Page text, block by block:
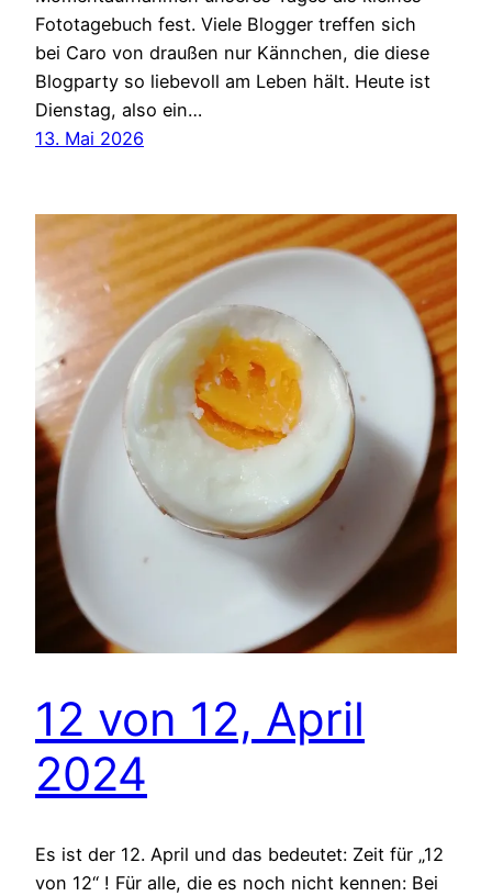
Fototagebuch fest. Viele Blogger treffen sich
bei Caro von draußen nur Kännchen, die diese
Blogparty so liebevoll am Leben hält. Heute ist
Dienstag, also ein…
13. Mai 2026
12 von 12, April
2024
Es ist der 12. April und das bedeutet: Zeit für „12
von 12“ ! Für alle, die es noch nicht kennen: Bei